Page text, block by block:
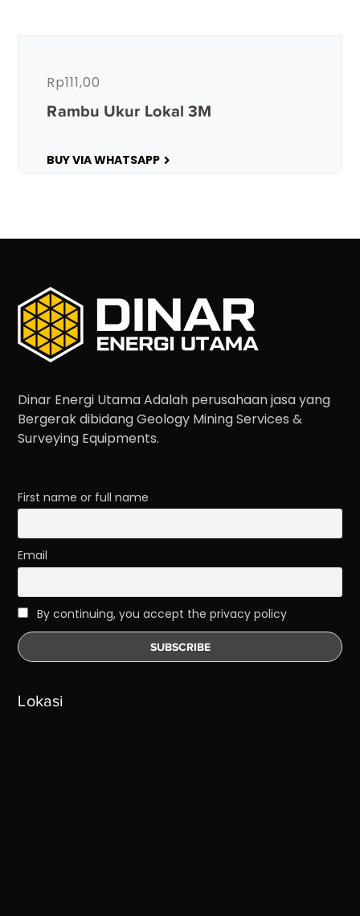
Rambu Ukur Lokal 3M
Rp111,00
BUY VIA WHATSAPP
Dinar Energi Utama Adalah perusahaan jasa yang
Bergerak dibidang Geology Mining Services &
Surveying Equipments.
First name or full name
Email
By continuing, you accept the privacy policy
Lokasi